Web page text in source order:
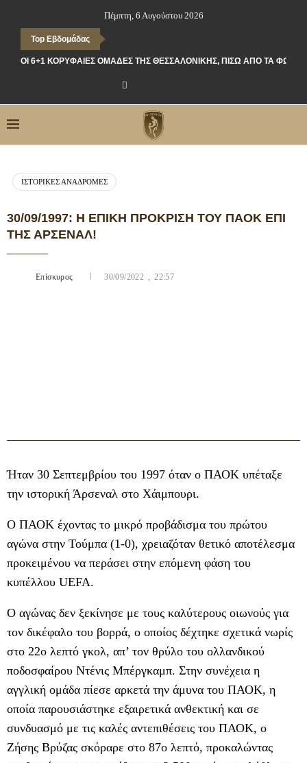
Πέμπτη, 6 Αυγούστου 2026
Top Εβδομάδας
ΟΙ 6+1 ΚΟΡΥΦΑΊΕΣ ΟΜΆΔΕΣ ΤΗΣ ΘΕΣΣΑΛΟΝΊΚΗΣ, ΠΊΣΩ ΑΠΌ ΤΑ ΦΏΤΑ
ΙΣΤΟΡΙΚΈΣ ΑΝΑΔΡΟΜΈΣ
30/09/1997: Η ΕΠΙΚΉ ΠΡΌΚΡΙΣΗ ΤΟΥ ΠΑΟΚ ΕΠΊ
ΤΗΣ ΆΡΣΕΝΑΛ!
Επίσκυρος 30/09/2022 , 22:57
Ήταν 30 Σεπτεμβρίου του 1997 όταν ο ΠΑΟΚ υπέταξε
την ιστορική Άρσεναλ στο Χάιμπουρι.
O ΠΑΟΚ έχοντας το μικρό προβάδισμα του πρώτου
αγώνα στην Τούμπα (1-0), χρειαζόταν θετικό αποτέλεσμα
προκειμένου να περάσει στην επόμενη φάση του
κυπέλλου UEFA.
Ο αγώνας δεν ξεκίνησε με τους καλύτερους οιωνούς για
τον δικέφαλο του βορρά, ο οποίος δέχτηκε σχετικά νωρίς
στο 22ο λεπτό γκολ, απ’ τον θρύλο του ολλανδικού
ποδοσφαίρου Ντένις Μπέργκαμπ. Στην συνέχεια η
αγγλική ομάδα πίεσε αρκετά την άμυνα του ΠΑΟΚ, η
οποία παρουσιάστηκε εξαιρετικά ανθεκτική και σε
συνδυασμό με τις καλές αντεπιθέσεις του ΠΑΟΚ, ο
Ζήσης Βρύζας σκόραρε στο 87ο λεπτό, προκαλώντας